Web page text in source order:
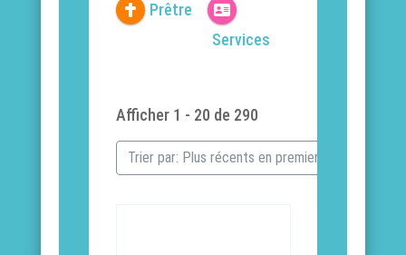
Prêtre
Services
Afficher 1 - 20 de 290
Trier par: Plus récents en premier